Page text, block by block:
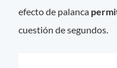
efecto de palanca
cuestión de segundos.